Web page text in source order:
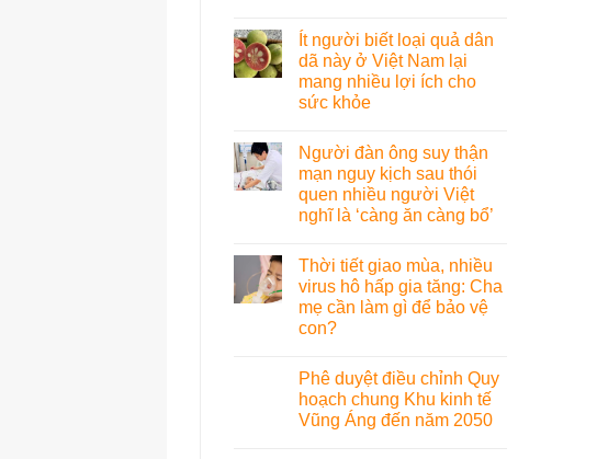
Ít người biết loại quả dân
dã này ở Việt Nam lại
mang nhiều lợi ích cho
sức khỏe
Người đàn ông suy thận
mạn nguy kịch sau thói
quen nhiều người Việt
nghĩ là ‘càng ăn càng bổ’
Thời tiết giao mùa, nhiều
virus hô hấp gia tăng: Cha
mẹ cần làm gì để bảo vệ
con?
Phê duyệt điều chỉnh Quy
hoạch chung Khu kinh tế
Vũng Áng đến năm 2050